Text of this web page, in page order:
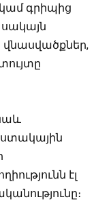
կամ գրիպից
սակայն
վնասվածքներ,
էլ